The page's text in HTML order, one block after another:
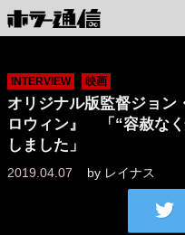
INTERVIEW 映画
オリジナル版監督ジョン
ロウィン』 「“容赦な
しました」
2019.04.07 by レイナス